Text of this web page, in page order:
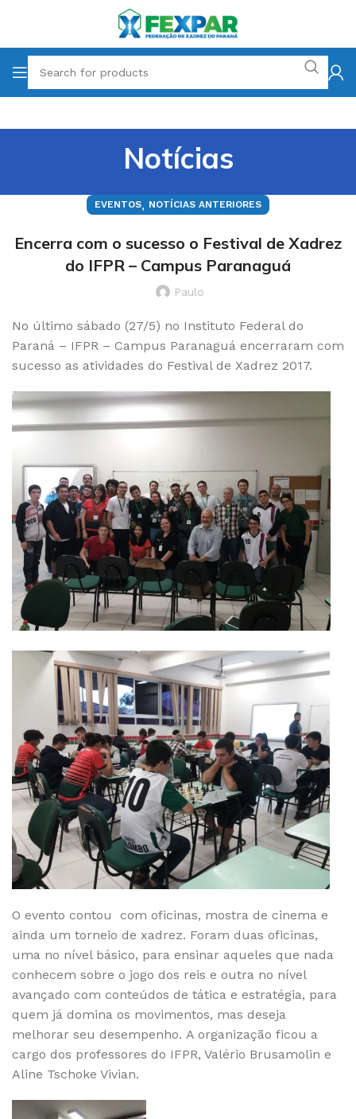
Notícias
EVENTOS, NOTÍCIAS ANTERIORES
Encerra com o sucesso o Festival de Xadrez
do IFPR – Campus Paranaguá
Paulo
No último sábado (27/5) no Instituto Federal do
Paraná – IFPR – Campus Paranaguá encerraram com
sucesso as atividades do Festival de Xadrez 2017.
O evento contou com oficinas, mostra de cinema e
ainda um torneio de xadrez. Foram duas oficinas,
uma no nível básico, para ensinar aqueles que nada
conhecem sobre o jogo dos reis e outra no nível
avançado com conteúdos de tática e estratégia, para
quem já domina os movimentos, mas deseja
melhorar seu desempenho. A organização ficou a
cargo dos professores do IFPR, Valério Brusamolin e
Aline Tschoke Vivian.